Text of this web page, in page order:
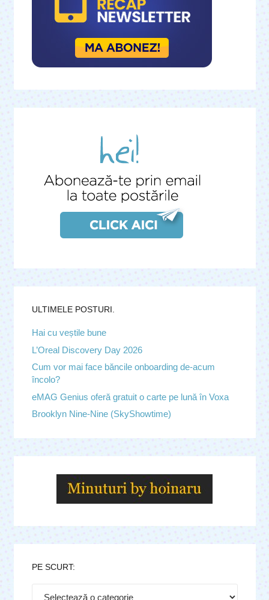
ULTIMELE POSTURI.
Hai cu veștile bune
L’Oreal Discovery Day 2026
Cum vor mai face băncile onboarding de-acum
încolo?
eMAG Genius oferă gratuit o carte pe lună în Voxa
Brooklyn Nine-Nine (SkyShowtime)
PE SCURT: